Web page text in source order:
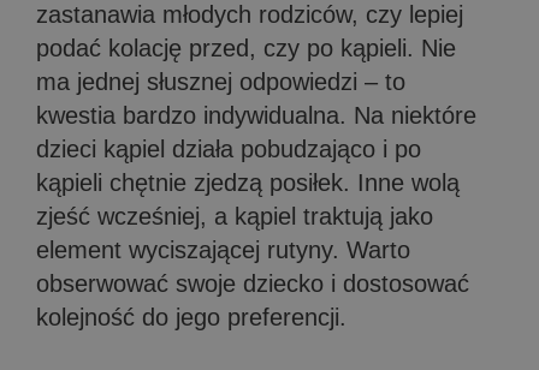
zastanawia młodych rodziców, czy lepiej
podać kolację przed, czy po kąpieli. Nie
ma jednej słusznej odpowiedzi – to
kwestia bardzo indywidualna. Na niektóre
dzieci kąpiel działa pobudzająco i po
kąpieli chętnie zjedzą posiłek. Inne wolą
zjeść wcześniej, a kąpiel traktują jako
element wyciszającej rutyny. Warto
obserwować swoje dziecko i dostosować
kolejność do jego preferencji.